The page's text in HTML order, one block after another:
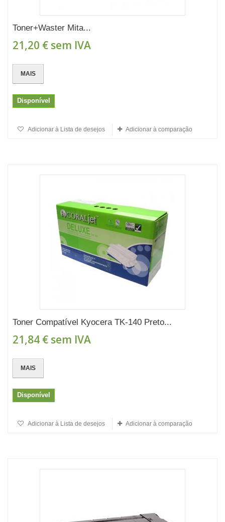
Toner+Waster Mita...
21,20 € sem IVA
MAIS
Disponível
Adicionar à Lista de desejos Adicionar à comparação
Toner Compatível Kyocera TK-140 Preto...
21,84 € sem IVA
MAIS
Disponível
Adicionar à Lista de desejos Adicionar à comparação